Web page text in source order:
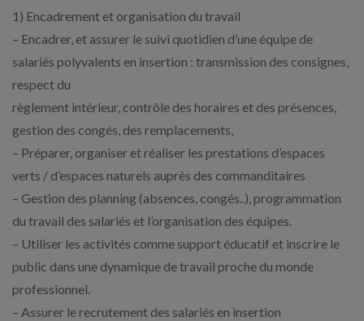
1) Encadrement et organisation du travail
– Encadrer, et assurer le suivi quotidien d’une équipe de
salariés polyvalents en insertion : transmission des consignes,
respect du
règlement intérieur, contrôle des horaires et des présences,
gestion des congés, des remplacements,
– Préparer, organiser et réaliser les prestations d’espaces
verts / d’espaces naturels auprès des commanditaires
– Gestion des planning (absences, congés..), programmation
du travail des salariés et l’organisation des équipes.
– Utiliser les activités comme support éducatif et inscrire le
public dans une dynamique de travail proche du monde
professionnel.
– Assurer le recrutement des salariés en insertion